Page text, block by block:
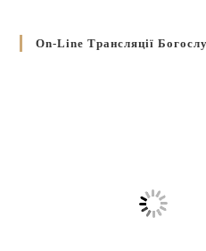
On-Line Трансляції